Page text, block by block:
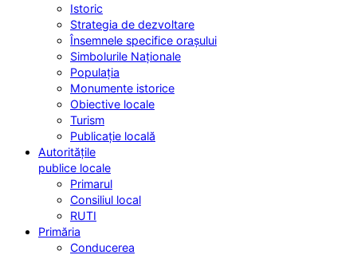
Istoric
Strategia de dezvoltare
Însemnele specifice orașului
Simbolurile Naționale
Populația
Monumente istorice
Obiective locale
Turism
Publicație locală
Autoritățile
publice locale
Primarul
Consiliul local
RUTI
Primăria
Conducerea